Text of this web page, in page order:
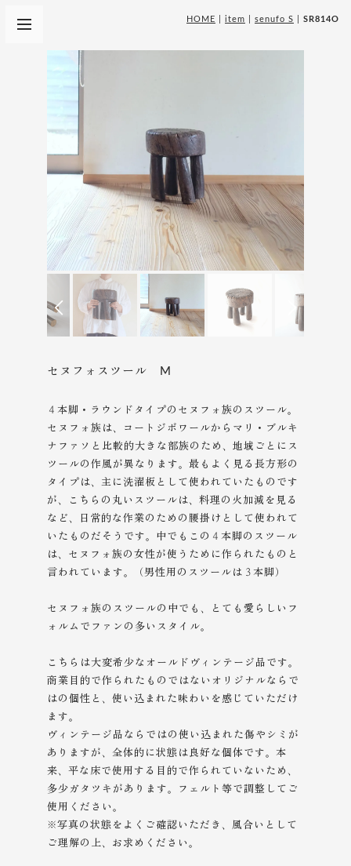
HOME item senufo S SR814O
セヌフォスツール M
４本脚・ラウンドタイプのセヌフォ族のスツール。
セヌフォ族は、コートジボワールからマリ・ブルキ
ナファソと比較的大きな部族のため、地域ごとにス
ツールの作風が異なります。最もよく見る長方形の
タイプは、主に洗濯板として使われていたものです
が、こちらの丸いスツールは、料理の火加減を見る
など、日常的な作業のための腰掛けとして使われて
いたものだそうです。中でもこの４本脚のスツール
は、セヌフォ族の女性が使うために作られたものと
言われています。（男性用のスツールは３本脚）
セヌフォ族のスツールの中でも、とても愛らしいフ
ォルムでファンの多いスタイル。
こちらは大変希少なオールドヴィンテージ品です。
商業目的で作られたものではないオリジナルならで
はの個性と、使い込まれた味わいを感じていただけ
ます。
ヴィンテージ品ならではの使い込まれた傷やシミが
ありますが、全体的に状態は良好な個体です。本
来、平な床で使用する目的で作られていないため、
多少ガタツキがあります。フェルト等で調整してご
使用ください。
※写真の状態をよくご確認いただき、風合いとして
ご理解の上、 お求めください。